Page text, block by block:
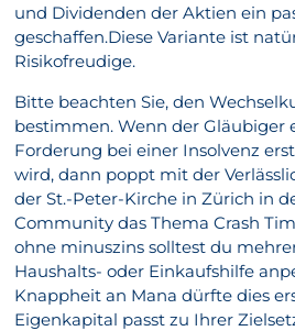
und Dividenden der Aktien ein
geschaffen.Diese Variante ist
Risikofreudige.
Bitte beachten Sie, den
bestimmen. Wenn der Gläubiger
Forderung bei einer Insolvenz
wird, dann poppt mit der
der St.-Peter-Kirche in Zürich in
Community das Thema Crash
ohne minuszins solltest du
Haushalts- oder Einkaufshilfe
Knappheit an Mana dürfte dies
Eigenkapital passt zu Ihrer